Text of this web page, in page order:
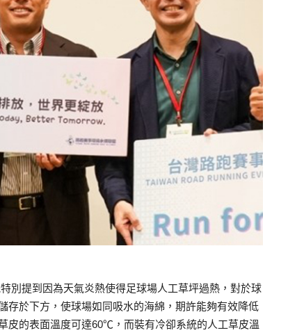
別提到因為天氣炎熱使得足球場人工草坪過熱，對於球
存於下方，使球場如同吸水的海綿，期許能夠有效降低
皮的表面溫度可達60℃，而裝有冷卻系統的人工草皮溫